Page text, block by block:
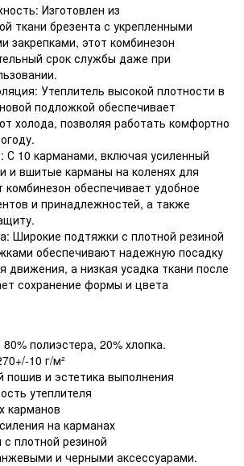
Изготовлен из
ткани брезента с укрепленными
закрепками, этот комбинезон
срок службы даже при
Утеплитель высокой плотности в
подложкой обеспечивает
холода, позволяя работать комфортно
С 10 карманами, включая усиленный
и вшитые карманы на коленях для
комбинезон обеспечивает удобное
и принадлежностей, а также
Широкие подтяжки с плотной резиной
обеспечивают надежную посадку
движения, а низкая усадка ткани после
сохранение формы и цвета
полиэстера, 20% хлопка.
10 г/м²
и эстетика выполнения
утеплителя
карманов
на карманах
плотной резиной
и черными аксессуарами.